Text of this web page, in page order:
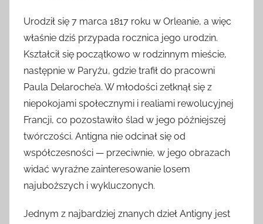
Urodził się 7 marca 1817 roku w Orleanie, a więc
właśnie dziś przypada rocznica jego urodzin.
Kształcił się początkowo w rodzinnym mieście,
następnie w Paryżu, gdzie trafił do pracowni
Paula Delaroche’a. W młodości zetknął się z
niepokojami społecznymi i realiami rewolucyjnej
Francji, co pozostawiło ślad w jego późniejszej
twórczości. Antigna nie odcinał się od
współczesności — przeciwnie, w jego obrazach
widać wyraźne zainteresowanie losem
najuboższych i wykluczonych.
Jednym z najbardziej znanych dzieł Antigny jest